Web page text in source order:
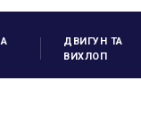
ДВИГУН ТА
ВИХЛОП